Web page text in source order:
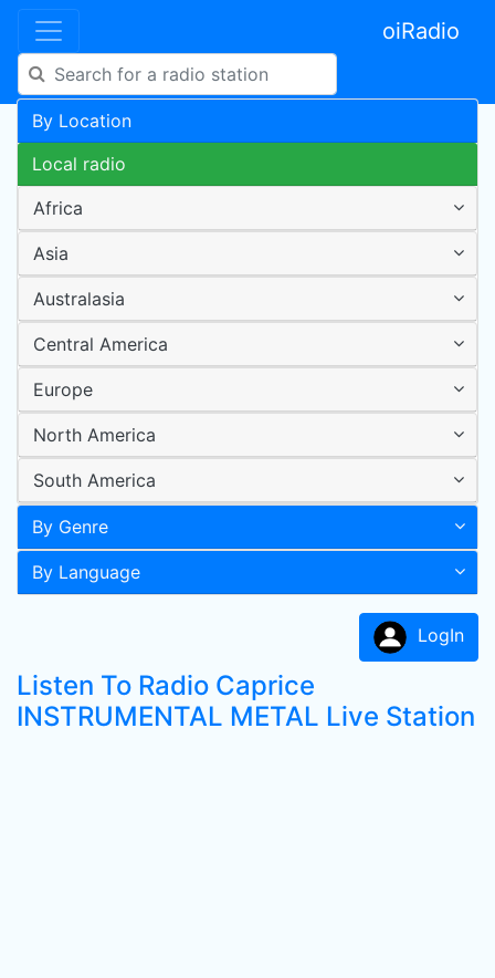
oiRadio
By Location
Local radio
Africa
Asia
Australasia
Central America
Europe
North America
South America
By Genre
By Language
LogIn
Listen To Radio Caprice
INSTRUMENTAL METAL Live Station